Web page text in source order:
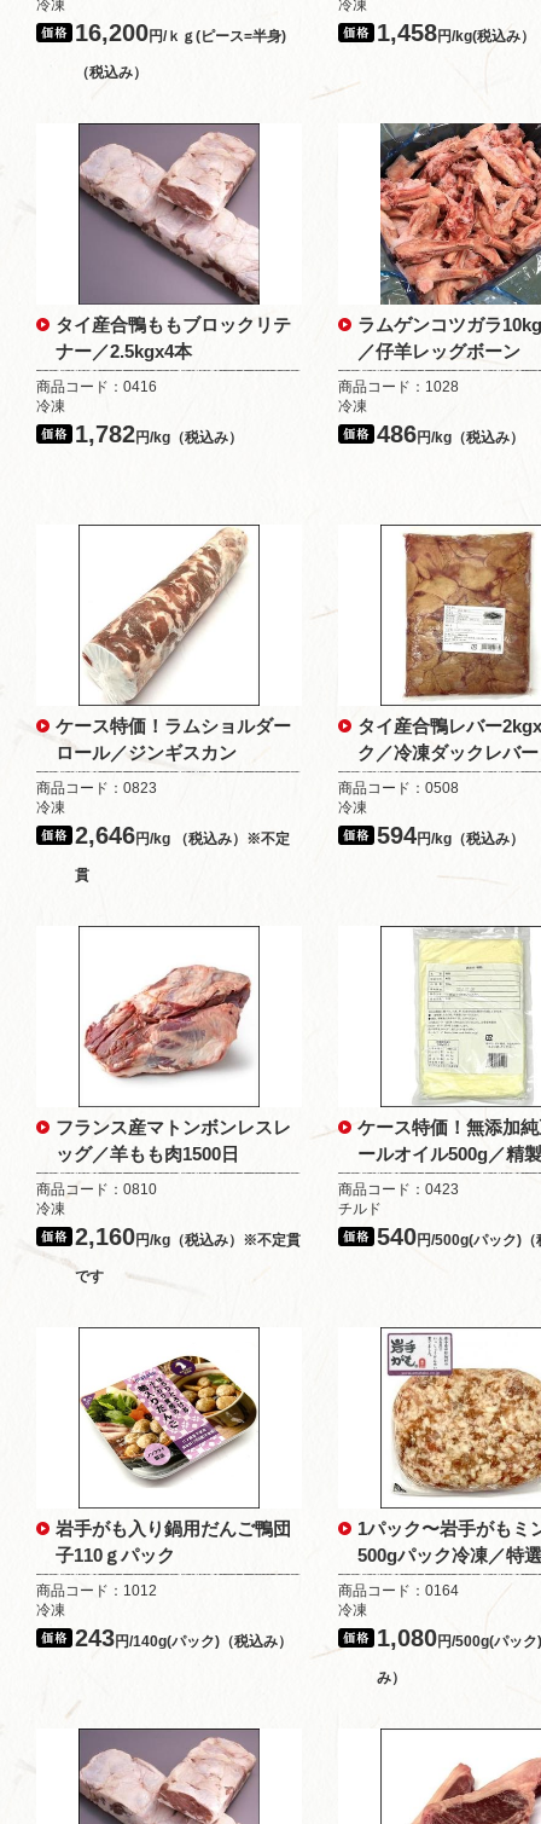
冷凍
16,200円/ｋｇ(ピース=半身)
（税込み）
冷凍
1,458円/kg(税込み）
タイ産合鴨ももブロックリテ
ナー／2.5kgx4本
商品コード：0416
冷凍
1,782円/kg（税込み）
ラムゲンコツガラ
／仔羊レッグボーン
商品コード：1028
冷凍
486円/kg（税込み）
ケース特価！ラムショルダー
ロール／ジンギスカン
商品コード：0823
冷凍
2,646円/kg （税込み）※不定
貫
タイ産合鴨レバー
ク／冷凍ダックレバー
商品コード：0508
冷凍
594円/kg（税込み）
フランス産マトンボンレスレ
ッグ／羊もも肉1500日
商品コード：0810
冷凍
2,160円/kg（税込み）※不定貫
です
ケース特価！無添加
ールオイル500g／精製
商品コード：0423
チルド
540円/500g(パック)（
岩手がも入り鍋用だんご鴨団
子110ｇパック
商品コード：1012
冷凍
243円/140g(パック)（税込み）
1パック〜岩手がもミ
500gパック冷凍／特
商品コード：0164
冷凍
1,080円/500g(パッ
み）